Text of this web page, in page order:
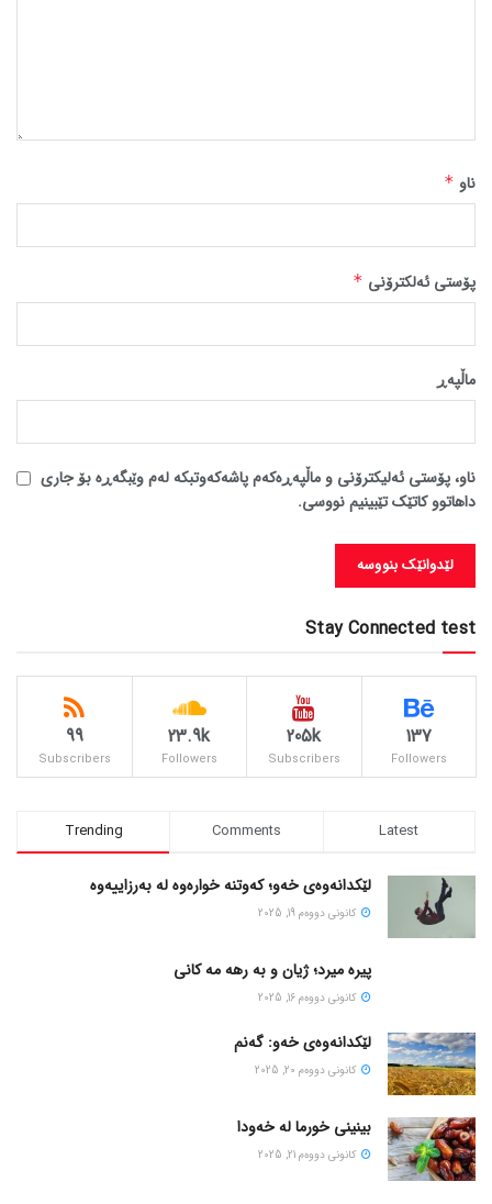
ناو *
پۆستی ئەلکترۆنی *
ماڵپه‌ڕ
ناو، پۆستی ئەلیکترۆنی و ماڵپەڕەکەم پاشەکەوتبکە لەم وێبگەڕە بۆ جاری
داهاتوو کاتێک تێبینیم نووسی.
Stay Connected test
137
Followers
205k
Subscribers
23.9k
Followers
99
Subscribers
Trending Comments Latest
لێکدانەوەی خەو؛ کەوتنە خوارەوە لە بەرزاییەوە
كانونی دووه‌م 19, 2025
پیره میرد؛ ژیان و به رهه مه کانی
كانونی دووه‌م 16, 2025
لێکدانەوەی خەو: گەنم
كانونی دووه‌م 20, 2025
بینینی خورما لە خەودا
كانونی دووه‌م 21, 2025